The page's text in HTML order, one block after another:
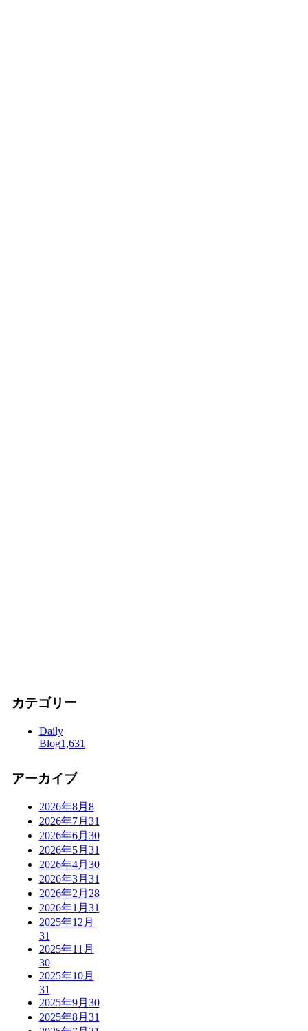
カテゴリー
Daily
Blog1,631
アーカイブ
2026年8月 8
2026年7月 31
2026年6月 30
2026年5月 31
2026年4月 30
2026年3月 31
2026年2月 28
2026年1月 31
2025年12月
31
2025年11月
30
2025年10月
31
2025年9月 30
2025年8月 31